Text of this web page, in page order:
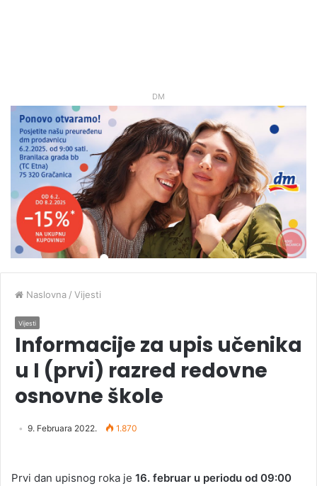
DM
Naslovna / Vijesti
Vijesti
Informacije za upis učenika
u I (prvi) razred redovne
osnovne škole
9. Februara 2022. 1.870
Prvi dan upisnog roka je 16. februar u periodu od 09:00